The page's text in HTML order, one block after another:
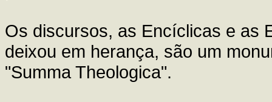
Os discursos, as Encíclicas e as
deixou em herança, são um
"Summa Theologica".